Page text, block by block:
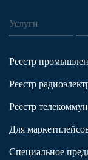
Услуги
Реестр
Реестр
Реестр
Для
Специальное